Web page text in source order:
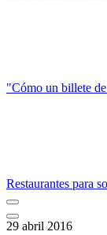
"Cómo un billete
Restaurantes para
29 abril 2016